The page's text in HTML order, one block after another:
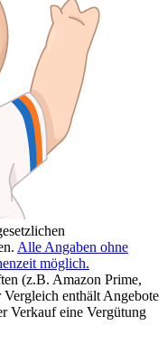
Alle Angaben ohne
möglich.
(z.B. Amazon Prime,
enthält Angebote
Verkauf eine Vergütung